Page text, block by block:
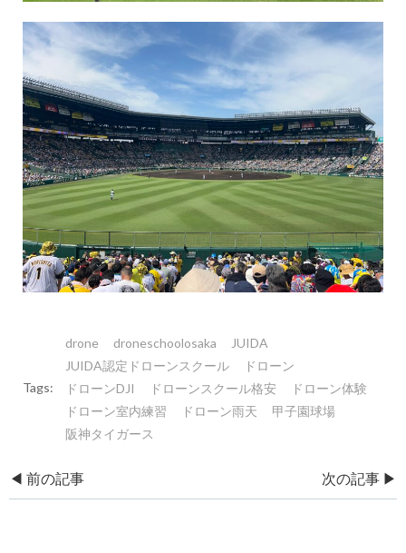
Tags:
drone droneschoolosaka
JUIDA
JUIDA認定ドローンスクール
ドローン
ドローンDJI
ドローンスクール格安
ドローン体験
ドローン室内練習
ドローン雨天
甲子園球場
阪神タイガース
Post
◀︎ 前の記事 次の記事 ▶︎